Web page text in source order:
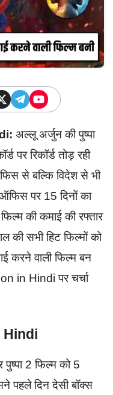
अल्लू अर्जुन की पुष्पा
पर रिकॉर्ड तोड़ रही
से बल्कि विदेश से भी
पर 15 दिनों का
की कमाई की रफ्तार
की सभी हिट फिल्मों को
करने वाली फिल्म बन
in Hindi पर चर्चा
Hindi
2 फिल्म को 5
पहले दिन देसी बॉक्स